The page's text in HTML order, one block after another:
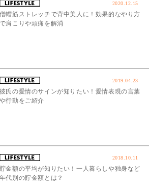
2020.12.15
僧帽筋ストレッチで背中美人に！効果的なやり方
で肩こりや頭痛を解消
2019.04.23
彼氏の愛情のサインが知りたい！愛情表現の言葉
や行動をご紹介
2018.10.11
貯金額の平均が知りたい！一人暮らしや独身など
年代別の貯金額とは？